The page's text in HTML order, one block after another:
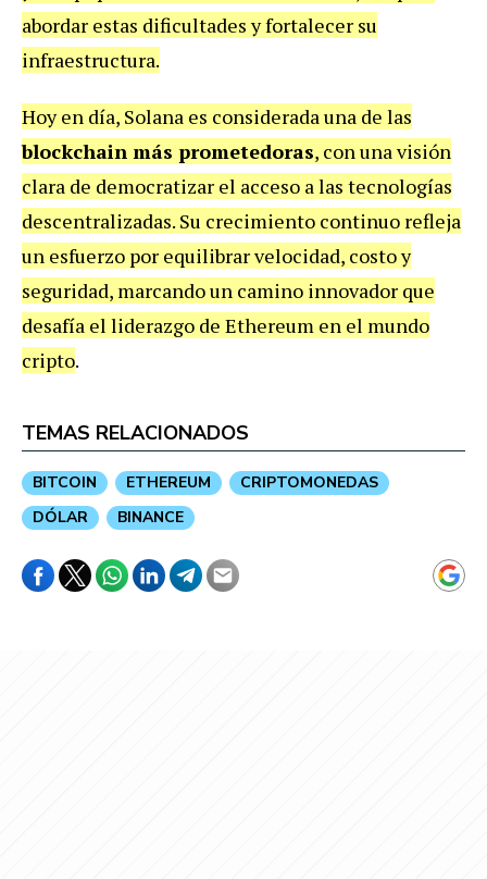
abordar estas dificultades y fortalecer su
infraestructura.
Hoy en día, Solana es considerada una de las
blockchain más prometedoras, con una visión
clara de democratizar el acceso a las tecnologías
descentralizadas. Su crecimiento continuo refleja
un esfuerzo por equilibrar velocidad, costo y
seguridad, marcando un camino innovador que
desafía el liderazgo de Ethereum en el mundo
cripto.
TEMAS RELACIONADOS
BITCOIN ETHEREUM
CRIPTOMONEDAS
DÓLAR
BINANCE